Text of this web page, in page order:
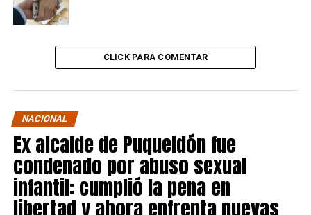
CLICK PARA COMENTAR
NACIONAL
Ex alcalde de Puqueldón fue
condenado por abuso sexual
infantil: cumplió la pena en
libertad y ahora enfrenta nuevas